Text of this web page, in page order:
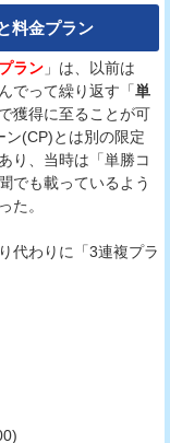
料金プラン
ラン 」は、以前は
でって繰り返す「単
獲得に至ることが可
ン(CP)とは別の限定
り、当時は「単勝コ
でも載っているよう
た。
代わりに「3連複プラ